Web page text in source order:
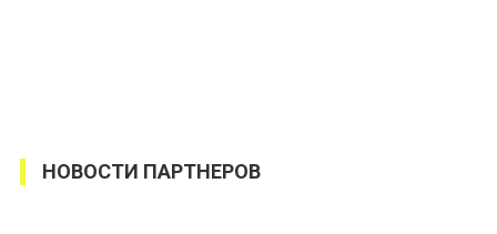
НОВОСТИ ПАРТНЕРОВ